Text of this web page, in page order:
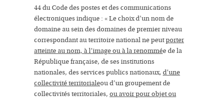
44 du Code des postes et des communications
électroniques indique : «Le choix d’un nom de
domaine au sein des domaines de premier niveau
correspondant au territoire national ne peutporter
atteinte au nom, à l’image ou à la renommée de la
République française, de ses institutions
nationales, des services publics nationaux, d’une
collectivité territorialeou d’un groupement de
collectivités territoriales, ou avoir pour objet ou